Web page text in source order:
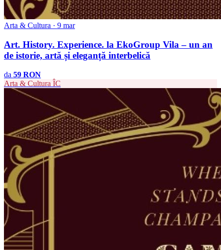
Arta & Cultura · 9 mar
Art. History. Experience. la EkoGroup Vila – un an
de istorie, artă și eleganță interbelică
da 59 RON
Arta & Cultura ÎC